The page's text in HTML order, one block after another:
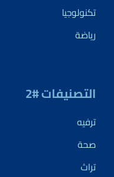
تكنولوجيا
رياضة
التصنيفات #2
ترفيه
صحة
تراث